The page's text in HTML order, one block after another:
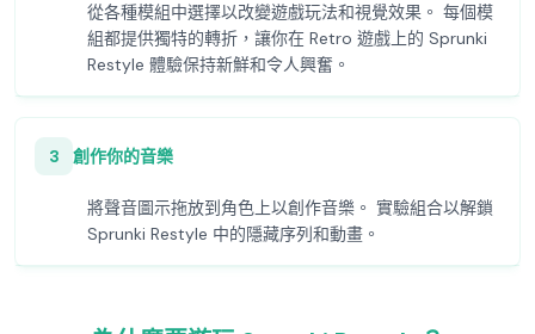
從各種模組中選擇以改變遊戲玩法和視覺效果。 每個模
組都提供獨特的轉折，讓你在 Retro 遊戲上的 Sprunki
Restyle 體驗保持新鮮和令人興奮。
3 創作你的音樂
將聲音圖示拖放到角色上以創作音樂。 實驗組合以解鎖
Sprunki Restyle 中的隱藏序列和動畫。